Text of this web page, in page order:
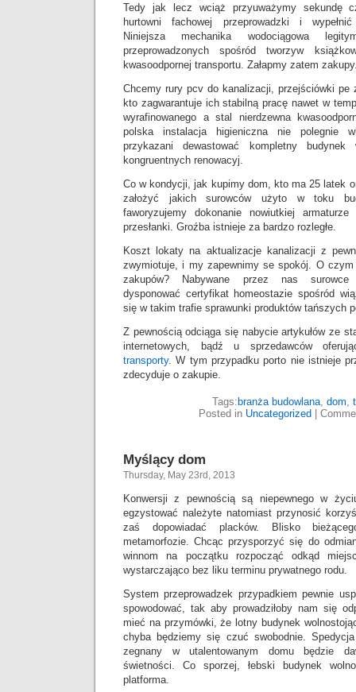
Tedy jak lecz wciąż przyuważymy sekundę
hurtowni fachowej przeprowadzki i
Niniejsza mechanika wodociągowa
przeprowadzonych spośród tworzyw
kwasoodpornej transportu. Załapmy zatem
Chcemy rury pcv do kanalizacji, przejściówki pe
kto zagwarantuje ich stabilną pracę nawet w
wyrafinowanego a stal nierdzewna
polska instalacja higieniczna nie polegnie
przykazani dewastować kompletny budynek
kongruentnych renowacyj.
Co w kondycji, jak kupimy dom, kto ma 25 latek
założyć jakich surowców użyto w toku
faworyzujemy dokonanie nowiutkiej
przesłanki. Groźba istnieje za bardzo rozległe.
Koszt lokaty na aktualizacje kanalizacji z
zwymiotuje, i my zapewnimy se spokój. O
zakupów? Nabywane przez nas surowce
dysponować certyfikat homeostazie spośród
się w takim trafie sprawunki produktów tańszych
Z pewnością odciąga się nabycie artykułów ze
internetowych, bądź u sprzedawców
transporty. W tym przypadku porto nie istnieje
zdecyduje o zakupie.
Tags: branża budowlana, dom,
Posted in Uncategorized
Myślący dom
Thursday, May 23rd, 2013
Konwersji z pewnością są niepewnego w
egzystować należyte natomiast przynosić
zaś dopowiadać placków. Blisko
metamorfozie. Chcąc przysporzyć się do
winnom na początku rozpocząć odkąd
wystarczająco bez liku terminu prywatnego rodu.
System przeprowadzek przypadkiem pewnie
spowodować, tak aby prowadziłoby nam się
mieć na przymówki, że lotny budynek
chyba będziemy się czuć swobodnie.
zegnany w utalentowanym domu będzie
świetności. Co sporzej, łebski budynek
platforma.